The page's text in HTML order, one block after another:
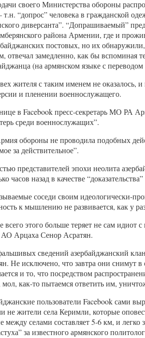
своего Министерства обороны
“допрос” человека в гражданской
диверсанта”. “Допрашиваемый”
района Армении, где и
постовых, но их
замедленно, как бы вспоминая
(на армянском языке с
жителя с таким именем не
и пленении военнослужащего.
в Facebook пресс-секретарь МО
среди военнослужащих”.
обороны не проводила подобных
за действительное”.
представителей эпохи неолита
часов назад в качестве
соседи своим идеологически-
к мышлению не развивается, как у
всего этого больше теряет не сам
АО Арцаха Сенор Асратян.
сведений азербайджанский
Не исключено, что завтра они снимут
и то, что посредством
как-то пытаемся ответить им,
пользователи Facebook
жители села Керимли, которые
между селами составляет 5-6 км, и
за известного армянского